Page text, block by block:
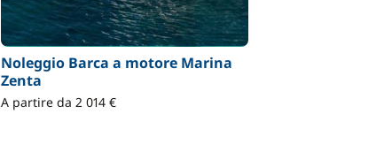
Noleggio Barca a motore Marina
Zenta
A partire da 2 014 €